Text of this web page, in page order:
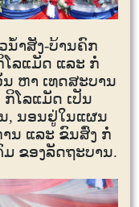
ນໍ້າສັງ-ບ້ານຄົກ
ໂລແມັດ ແລະ ກໍ່
ຫາ ເທດສະບານ
ກິໂລແມັດ ເປັນ
, ນອນຢູ່ໃນແຜນ
ນ ແລະ ຂົນສົ່ງ ກໍ່
ມ ຂອງລັດຖະບານ.